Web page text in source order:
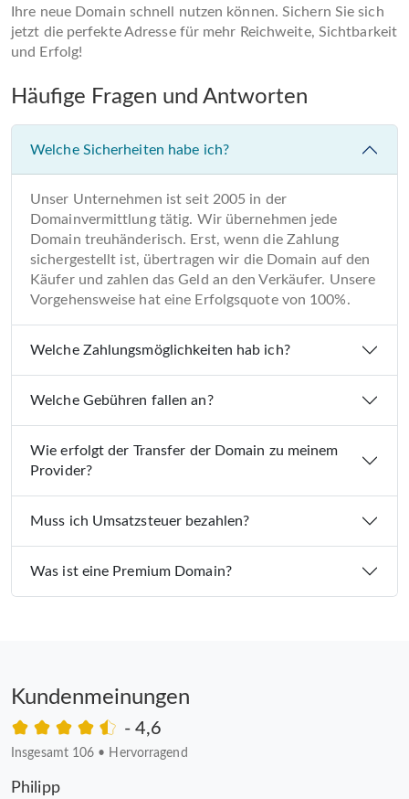
Ihre neue Domain schnell nutzen können. Sichern Sie sich
jetzt die perfekte Adresse für mehr Reichweite, Sichtbarkeit
und Erfolg!
Häufige Fragen und Antworten
Welche Sicherheiten habe ich?
Unser Unternehmen ist seit 2005 in der
Domainvermittlung tätig. Wir übernehmen jede
Domain treuhänderisch. Erst, wenn die Zahlung
sichergestellt ist, übertragen wir die Domain auf den
Käufer und zahlen das Geld an den Verkäufer. Unsere
Vorgehensweise hat eine Erfolgsquote von 100%.
Welche Zahlungsmöglichkeiten hab ich?
Welche Gebühren fallen an?
Wie erfolgt der Transfer der Domain zu meinem
Provider?
Muss ich Umsatzsteuer bezahlen?
Was ist eine Premium Domain?
Kundenmeinungen
- 4,6
Insgesamt 106 • Hervorragend
Philipp